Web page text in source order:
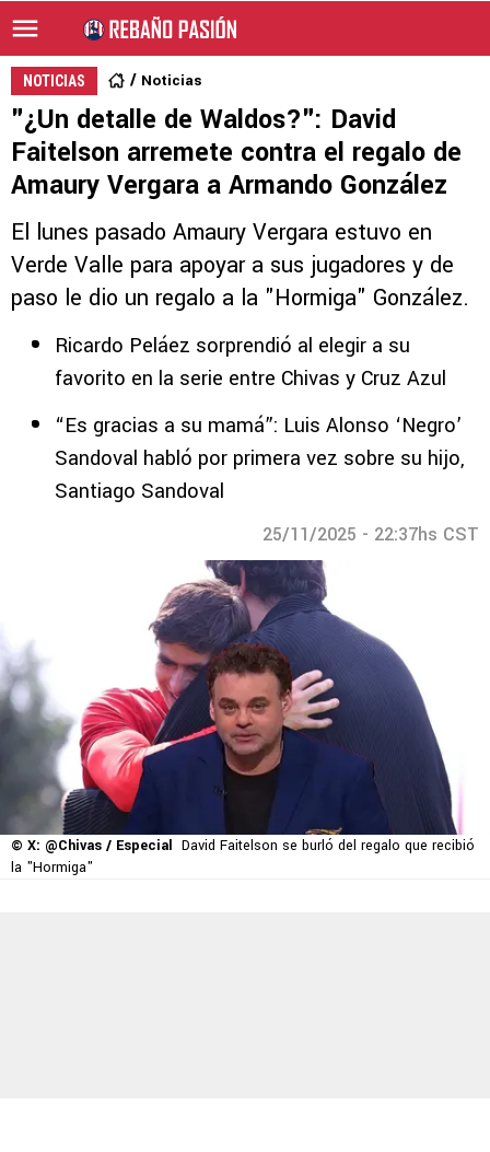
NOTICIAS Noticias
"¿Un detalle de Waldos?": David
Faitelson arremete contra el regalo de
Amaury Vergara a Armando González
El lunes pasado Amaury Vergara estuvo en
Verde Valle para apoyar a sus jugadores y de
paso le dio un regalo a la "Hormiga" González.
Ricardo Peláez sorprendió al elegir a su
favorito en la serie entre Chivas y Cruz Azul
“Es gracias a su mamá”: Luis Alonso ‘Negro’
Sandoval habló por primera vez sobre su hijo,
Santiago Sandoval
25/11/2025 - 22:37hs CST
© X: @Chivas / Especial David Faitelson se burló del regalo que recibió
la "Hormiga"